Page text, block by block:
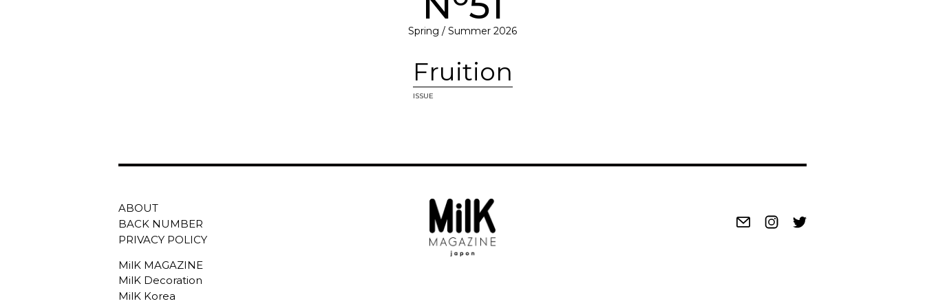
Spring / Summer 2026
Fruition
ISSUE
ABOUT
BACK NUMBER
PRIVACY POLICY
MilK MAGAZINE
MilK Decoration
MilK Korea